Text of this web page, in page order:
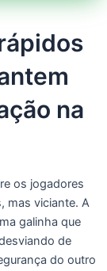
na
os jogadores
mas viciante. A
galinha que
de
do outro